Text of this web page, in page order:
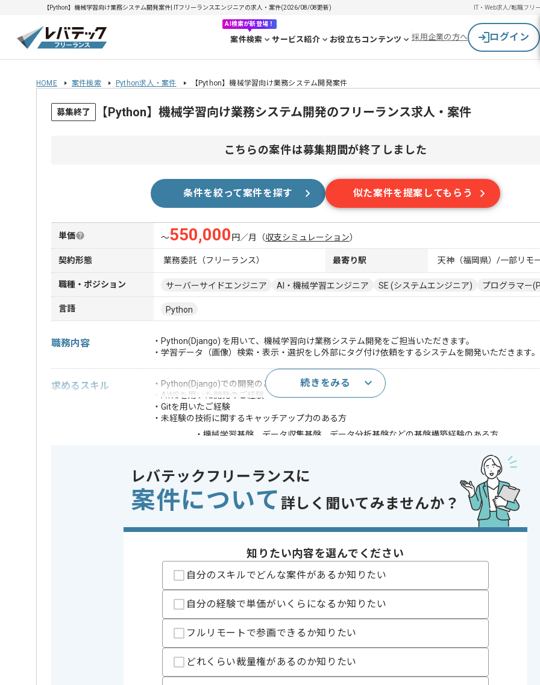
【Python】機械学習向け業務システム開発案件| ITフリーランスエンジニアの求人・案件(2026/08/08更新) IT・Web求人/転職フリ
AI検索が新登場！
案件検索 サービス紹介 お役立ちコンテンツ 採用企業の方へ ログイン
HOME 案件検索 Python求人・案件 【Python】機械学習向け業務システム開発案件
募集終了 【Python】機械学習向け業務システム開発のフリーランス求人・案件
こちらの案件は募集期間が終了しました
条件を絞って案件を探す 似た案件を提案してもらう
単価 〜550,000 円／月 （収支シミュレーション）
契約形態 業務委託（フリーランス） 最寄り駅 天神（福岡県）/一部リモ
職種・ポジション サーバーサイドエンジニア AI・機械学習エンジニア SE (システムエンジニア) プログラマー
言語 Python
職務内容
・Python(Django) を用いて、機械学習向け業務システム開発をご担当いただきます。
・学習データ（画像）検索・表示・選択をし外部にタグ付け依頼をするシステムを開発いただきます。
求めるスキル
・Python(Django)での開発のご経験3年以上
・AWSを用いた開発のご経験
・Gitを用いたご経験
・未経験の技術に関するキャッチアップ力のある方
歓迎スキル
・機械学習基盤、データ収集基盤、データ分析基盤などの基盤構築経験のある方
・MongoDB の使用経験
・Terraform の使用経験
・CI/CD環境構築経験
・英語スキル
※上記に似た経験やスキルをお持ちであれば申し込み可能なケースもございます！まずはお気軽にご相談ください！
Django , React , Vue.js
DB
クラウド
AWS
精算条件
有
精算基準時間
140時間〜200時間
支払いサイト
15日
続きをみる
レバテックフリーランスに
案件について 詳しく聞いてみませんか？
知りたい内容を選んでください
自分のスキルでどんな案件があるか知りたい
自分の経験で単価がいくらになるか知りたい
フルリモートで参画できるか知りたい
どれくらい裁量権があるのか知りたい